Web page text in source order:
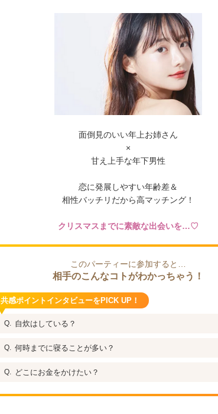
面倒見のいい年上お姉さん
×
甘え上手な年下男性
恋に発展しやすい年齢差＆
相性バッチリだから高マッチング！
クリスマスまでに素敵な出会いを…♡
このパーティーに参加すると…
相手のこんなコトがわかっちゃう！
共感ポイントインタビューをPICK UP！
自炊はしている？
何時までに寝ることが多い？
どこにお金をかけたい？